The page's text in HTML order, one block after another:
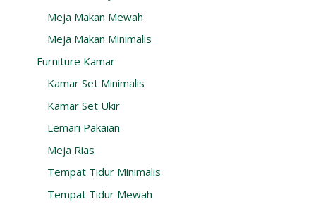
Meja Makan Mewah
Meja Makan Minimalis
Furniture Kamar
Kamar Set Minimalis
Kamar Set Ukir
Lemari Pakaian
Meja Rias
Tempat Tidur Minimalis
Tempat Tidur Mewah